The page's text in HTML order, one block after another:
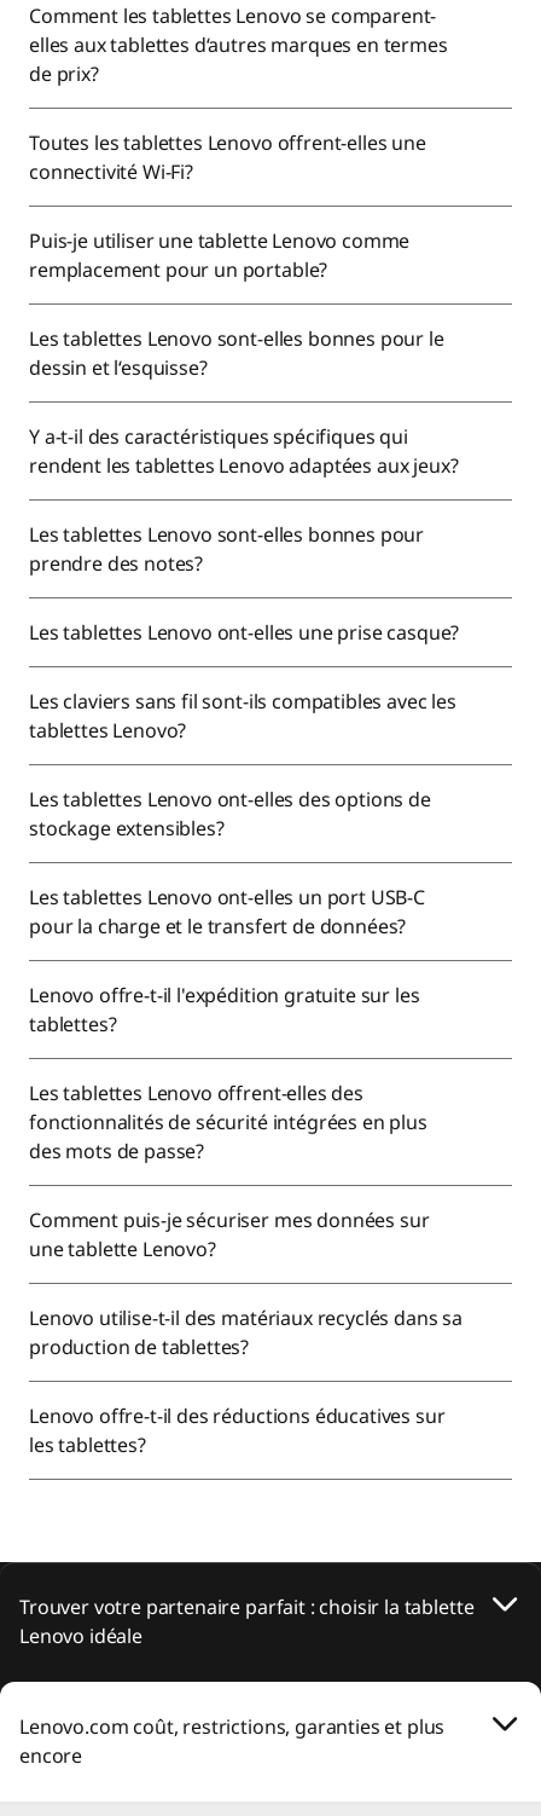
Comment les tablettes Lenovo se comparent-
elles aux tablettes d‘autres marques en termes
de prix?
Toutes les tablettes Lenovo offrent-elles une
connectivité Wi-Fi?
Puis-je utiliser une tablette Lenovo comme
remplacement pour un portable?
Les tablettes Lenovo sont-elles bonnes pour le
dessin et l‘esquisse?
Y a-t-il des caractéristiques spécifiques qui
rendent les tablettes Lenovo adaptées aux jeux?
Les tablettes Lenovo sont-elles bonnes pour
prendre des notes?
Les tablettes Lenovo ont-elles une prise casque?
Les claviers sans fil sont-ils compatibles avec les
tablettes Lenovo?
Les tablettes Lenovo ont-elles des options de
stockage extensibles?
Les tablettes Lenovo ont-elles un port USB-C
pour la charge et le transfert de données?
Lenovo offre-t-il l'expédition gratuite sur les
tablettes?
Les tablettes Lenovo offrent-elles des
fonctionnalités de sécurité intégrées en plus
des mots de passe?
Comment puis-je sécuriser mes données sur
une tablette Lenovo?
Lenovo utilise-t-il des matériaux recyclés dans sa
production de tablettes?
Lenovo offre-t-il des réductions éducatives sur
les tablettes?
Trouver votre partenaire parfait : choisir la tablette
Lenovo idéale
Lenovo.com coût, restrictions, garanties et plus
encore